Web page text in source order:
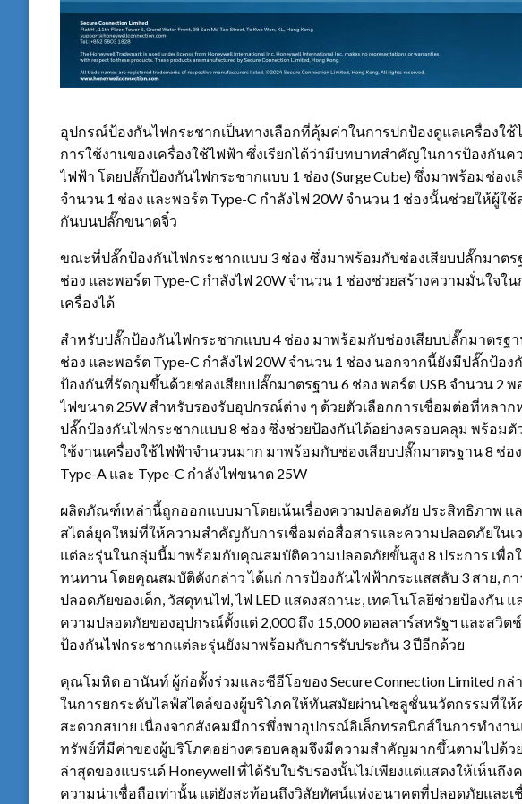
อุปกรณ์ป้องกันไฟกระชากเป็นทางเลือกที่คุ้มค่าในการปกป้องดูแลเครื่องใ
การใช้งานของเครื่องใช้ไฟฟ้า ซึ่งเรียกได้ว่ามีบทบาทสำคัญในการป้องกัน
ไฟฟ้า โดยปลั๊กป้องกันไฟกระชากแบบ 1 ช่อง (Surge Cube) ซึ่งมาพร้อมช่อง
จำนวน 1 ช่อง และพอร์ต Type-C กำลังไฟ 20W จำนวน 1 ช่องนั้นช่วยให้ผู้ใ
กันบนปลั๊กขนาดจิ๋ว
ขณะที่ปลั๊กป้องกันไฟกระชากแบบ 3 ช่อง ซึ่งมาพร้อมกับช่องเสียบปลั๊กมาตรฐ
ช่อง และพอร์ต Type-C กำลังไฟ 20W จำนวน 1 ช่องช่วยสร้างความมั่นใจ
เครื่องได้
สำหรับปลั๊กป้องกันไฟกระชากแบบ 4 ช่อง มาพร้อมกับช่องเสียบปลั๊กมาตรฐา
ช่อง และพอร์ต Type-C กำลังไฟ 20W จำนวน 1 ช่อง นอกจากนี้ยังมีปลั๊กป้อ
ป้องกันที่รัดกุมขึ้นด้วยช่องเสียบปลั๊กมาตรฐาน 6 ช่อง พอร์ต USB จำนวน 2 พ
ไฟขนาด 25W สำหรับรองรับอุปกรณ์ต่าง ๆ ด้วยตัวเลือกการเชื่อมต่อที่หล
ปลั๊กป้องกันไฟกระชากแบบ 8 ช่อง ซึ่งช่วยป้องกันได้อย่างครอบคลุม พร้อมตั
ใช้งานเครื่องใช้ไฟฟ้าจำนวนมาก มาพร้อมกับช่องเสียบปลั๊กมาตรฐาน 8 ช่อ
Type-A และ Type-C กำลังไฟขนาด 25W
ผลิตภัณฑ์เหล่านี้ถูกออกแบบมาโดยเน้นเรื่องความปลอดภัย ประสิทธิภาพ แ
สไตล์ยุคใหม่ที่ให้ความสำคัญกับการเชื่อมต่อสื่อสารและความปลอดภัยในเ
แต่ละรุ่นในกลุ่มนี้มาพร้อมกับคุณสมบัติความปลอดภัยขั้นสูง 8 ประการ เพื่อ
ทนทาน โดยคุณสมบัติดังกล่าว ได้แก่ การป้องกันไฟฟ้ากระแสสลับ 3 สาย, ก
ปลอดภัยของเด็ก, วัสดุทนไฟ, ไฟ LED แสดงสถานะ, เทคโนโลยีช่วยป้องกัน
ความปลอดภัยของอุปกรณ์ตั้งแต่ 2,000 ถึง 15,000 ดอลลาร์สหรัฐฯ และสวิ
ป้องกันไฟกระชากแต่ละรุ่นยังมาพร้อมกับการรับประกัน 3 ปีอีกด้วย
คุณโมหิต อานันท์ ผู้ก่อตั้งร่วมและซีอีโอของ Secure Connection Limited กล่า
ในการยกระดับไลฟ์สไตล์ของผู้บริโภคให้ทันสมัยผ่านโซลูชั่นนวัตกรรมที่ใ
สะดวกสบาย เนื่องจากสังคมมีการพึ่งพาอุปกรณ์อิเล็กทรอนิกส์ในการทำงา
ทรัพย์ที่มีค่าของผู้บริโภคอย่างครอบคลุมจึงมีความสำคัญมากขึ้นตามไปด้ว
ล่าสุดของแบรนด์ Honeywell ที่ได้รับใบรับรองนั้นไม่เพียงแต่แสดงให้เห็น
ความน่าเชื่อถือเท่านั้น แต่ยังสะท้อนถึงวิสัยทัศน์แห่งอนาคตที่ปลอดภัยและ